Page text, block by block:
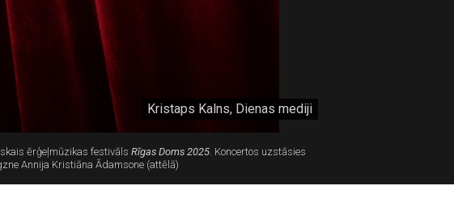
Kristaps Kalns, Dienas mediji
ērģeļmūzikas festivāls Rīgas Doms 2025 . Koncertos uzstāsies
Annija Kristiāna Ādamsone (attēlā)